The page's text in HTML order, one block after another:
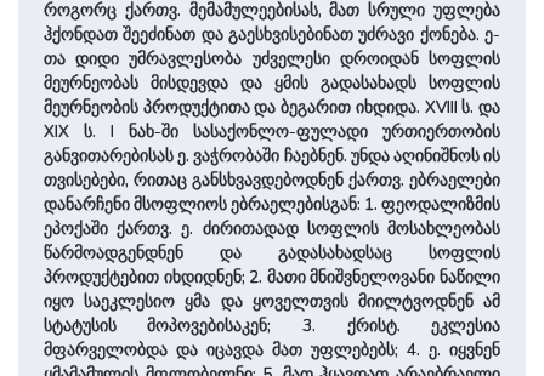
როგორც ქართვ. მემამულეებისას, მათ სრული უფლება
ჰქონდათ შეეძინათ და გაესხვისებინათ უძრავი ქონება. ე-
თა დიდი უმრავლესობა უძველესი დროიდან სოფლის
მეურნეობას მისდევდა და ყმის გადასახადს სოფლის
მეურნეობის პროდუქტითა და ბეგარით იხდიდა. XVIII ს. და
XIX ს. I ნახ-ში სასაქონლო-ფულადი ურთიერთობის
განვითარებისას ე. ვაჭრობაში ჩაებნენ. უნდა აღინიშნოს ის
თვისებები, რითაც განსხვავდებოდნენ ქართვ. ებრაელები
დანარჩენი მსოფლიოს ებრაელებისგან: 1. ფეოდალიზმის
ეპოქაში ქართვ. ე. ძირითადად სოფლის მოსახლეობას
წარმოადგენდნენ და გადასახადსაც სოფლის
პროდუქტებით იხდიდნენ; 2. მათი მნიშვნელოვანი ნაწილი
იყო საეკლესიო ყმა და ყოველთვის მიილტვოდნენ ამ
სტატუსის მოპოვებისაკენ; 3. ქრისტ. ეკლესია
მფარველობდა და იცავდა მათ უფლებებს; 4. ე. იყვნენ